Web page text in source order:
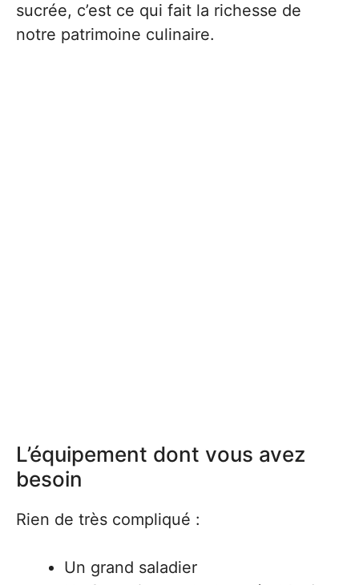
sucrée, c’est ce qui fait la richesse de
notre patrimoine culinaire.
L’équipement dont vous avez
besoin
Rien de très compliqué :
Un grand saladier